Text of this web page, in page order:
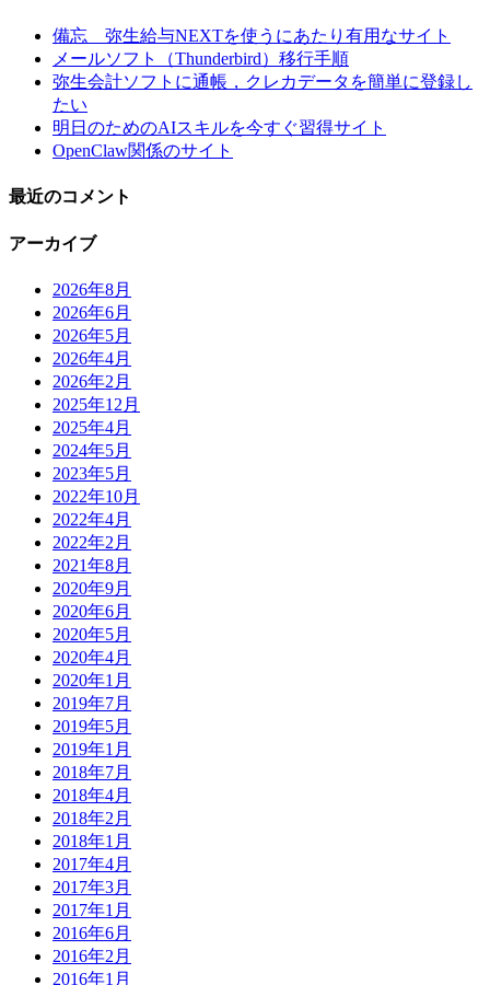
備忘 弥生給与NEXTを使うにあたり有用なサイト
メールソフト（Thunderbird）移行手順
弥生会計ソフトに通帳，クレカデータを簡単に登録し
たい
明日のためのAIスキルを今すぐ習得サイト
OpenClaw関係のサイト
最近のコメント
アーカイブ
2026年8月
2026年6月
2026年5月
2026年4月
2026年2月
2025年12月
2025年4月
2024年5月
2023年5月
2022年10月
2022年4月
2022年2月
2021年8月
2020年9月
2020年6月
2020年5月
2020年4月
2020年1月
2019年7月
2019年5月
2019年1月
2018年7月
2018年4月
2018年2月
2018年1月
2017年4月
2017年3月
2017年1月
2016年6月
2016年2月
2016年1月